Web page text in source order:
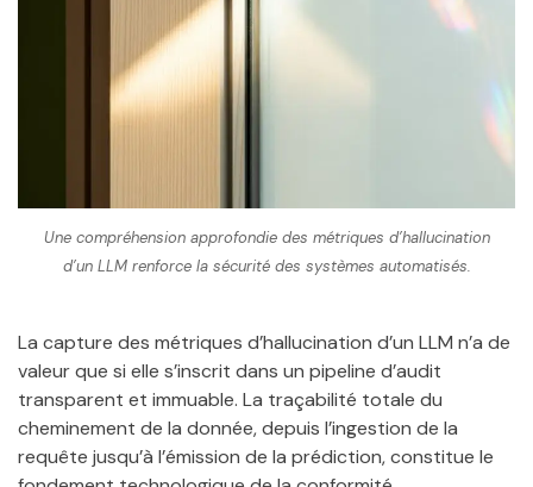
Une compréhension approfondie des métriques d’hallucination
d’un LLM renforce la sécurité des systèmes automatisés.
La capture des métriques d’hallucination d’un LLM n’a de
valeur que si elle s’inscrit dans un pipeline d’audit
transparent et immuable. La traçabilité totale du
cheminement de la donnée, depuis l’ingestion de la
requête jusqu’à l’émission de la prédiction, constitue le